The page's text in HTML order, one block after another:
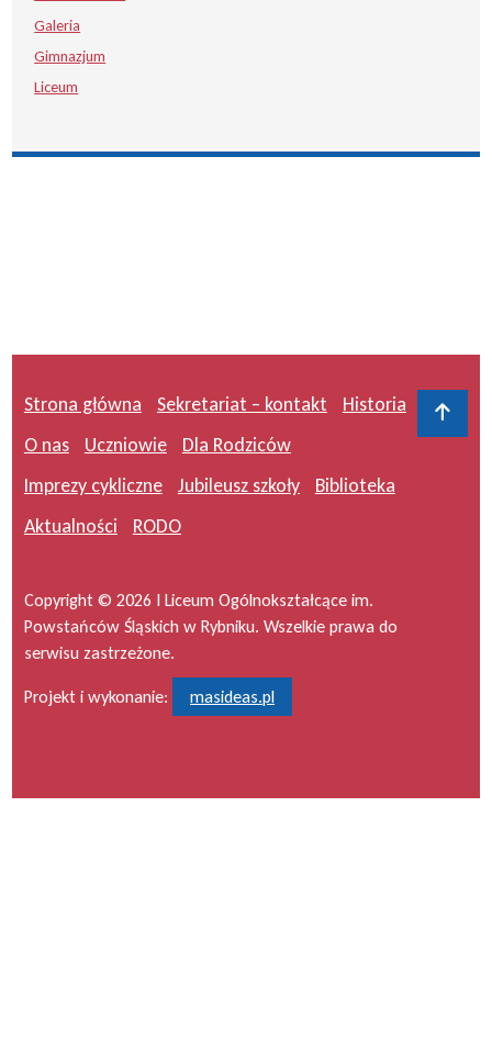
Galeria
Gimnazjum
Liceum
Strona główna Sekretariat – kontakt
Historia
O nas
Uczniowie
Dla Rodziców
Imprezy cykliczne
Jubileusz szkoły
Biblioteka
Aktualności
RODO
Copyright © 2026 I Liceum Ogólnokształcące im.
Powstańców Śląskich w Rybniku. Wszelkie prawa do
serwisu zastrzeżone.
Projekt i wykonanie: masideas.pl
Do